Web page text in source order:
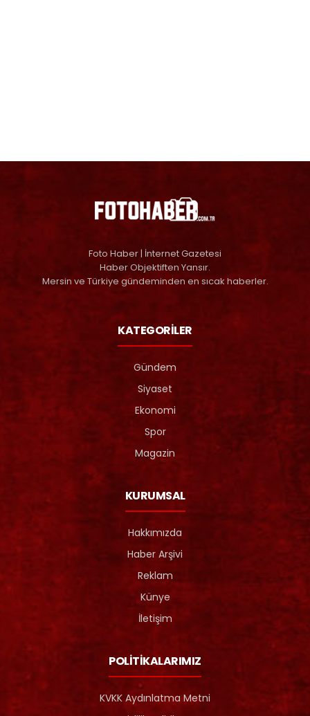
Foto Haber | İnternet Gazetesi
Haber Objektiften Yansır.
Mersin ve Türkiye gündeminden en sıcak haberler.
KATEGORİLER
Gündem
Siyaset
Ekonomi
Spor
Magazin
KURUMSAL
Hakkımızda
Haber Arşivi
Reklam
Künye
İletişim
POLİTİKALARIMIZ
KVKK Aydınlatma Metni